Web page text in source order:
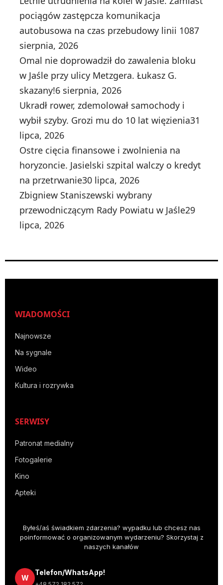
pociągów zastępcza komunikacja
autobusowa na czas przebudowy linii 1087
sierpnia, 2026
Omal nie doprowadził do zawalenia bloku
w Jaśle przy ulicy Metzgera. Łukasz G.
skazany!6 sierpnia, 2026
Ukradł rower, zdemolował samochody i
wybił szyby. Grozi mu do 10 lat więzienia31
lipca, 2026
Ostre cięcia finansowe i zwolnienia na
horyzoncie. Jasielski szpital walczy o kredyt
na przetrwanie30 lipca, 2026
Zbigniew Staniszewski wybrany
przewodniczącym Rady Powiatu w Jaśle29
lipca, 2026
WIADOMOŚCI
Najnowsze
Na sygnale
Wideo
Kultura i rozrywka
SERWISY
Patronat medialny
Fotogalerie
Kino
Apteki
Byłeś/aś świadkiem zdarzenia? wypadku lub chcesz nas
poinformować o organizowanym wydarzeniu? Skorzystaj z
naszych kanałów
W
Telefon/WhatsApp!